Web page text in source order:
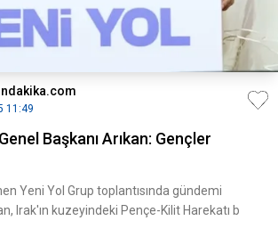
11:49
Başkanı Arıkan: Gençler
Yeni Yol Grup toplantısında gündemi
Irak'ın kuzeyindeki Pençe-Kilit Harekatı b